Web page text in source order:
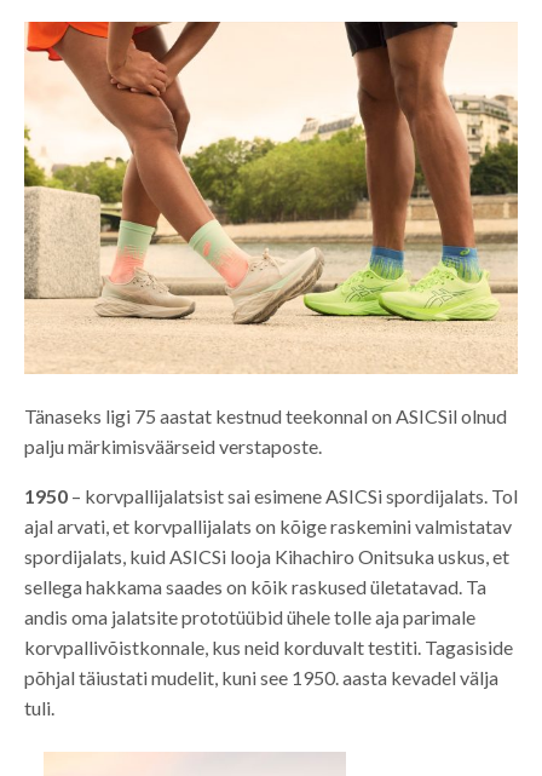
Tänaseks ligi 75 aastat kestnud teekonnal on ASICSil olnud
palju märkimisväärseid verstaposte.
1950 – korvpallijalatsist sai esimene ASICSi spordijalats. Tol
ajal arvati, et korvpallijalats on kõige raskemini valmistatav
spordijalats, kuid ASICSi looja Kihachiro Onitsuka uskus, et
sellega hakkama saades on kõik raskused ületatavad. Ta
andis oma jalatsite prototüübid ühele tolle aja parimale
korvpallivõistkonnale, kus neid korduvalt testiti. Tagasiside
põhjal täiustati mudelit, kuni see 1950. aasta kevadel välja
tuli.